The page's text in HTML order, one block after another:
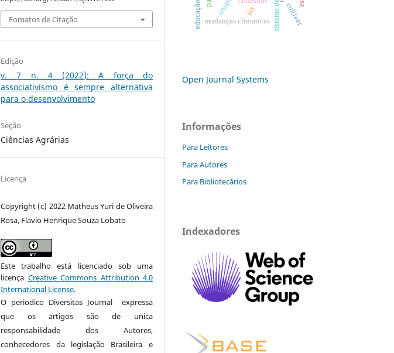
Fomatos de Citação
Edição
v. 7 n. 4 (2022): A força do
associativismo é sempre alternativa
para o desenvolvimento
Seção
Ciências Agrárias
Licença
Copyright (c) 2022 Matheus Yuri de Oliveira
Rosa, Flavio Henrique Souza Lobato
Este trabalho está licenciado sob uma
licença Creative Commons Attribution 4.0
International License.
O periodico Diversitas Journal expressa
que os artigos são de unica
responsabilidade dos Autores,
conhecedores da legislação Brasileira e
mudanças climaticas
ies cultivar
Open Journal Systems
Informações
Para Leitores
Para Autores
Para Bibliotecários
Indexadores